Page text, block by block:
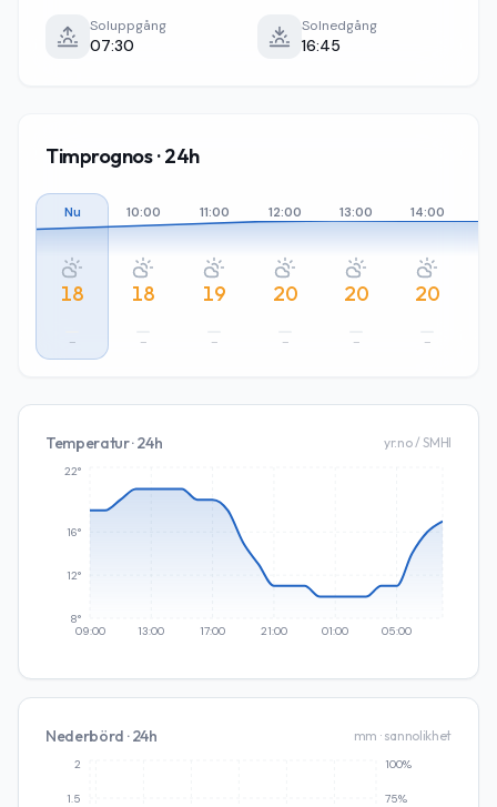
Soluppgång
07:30
Solnedgång
16:45
Timprognos · 24h
Nu
18
–
10:00
18
–
11:00
19
–
12:00
20
–
13:00
20
–
14:00
20
–
Temperatur · 24h yr.no / SMHI
09:00 13:00 17:00 21:00 01:00 05:00
8°
12°
16°
22°
Nederbörd · 24h mm · sannolikhet
1.5
2
75%
100%